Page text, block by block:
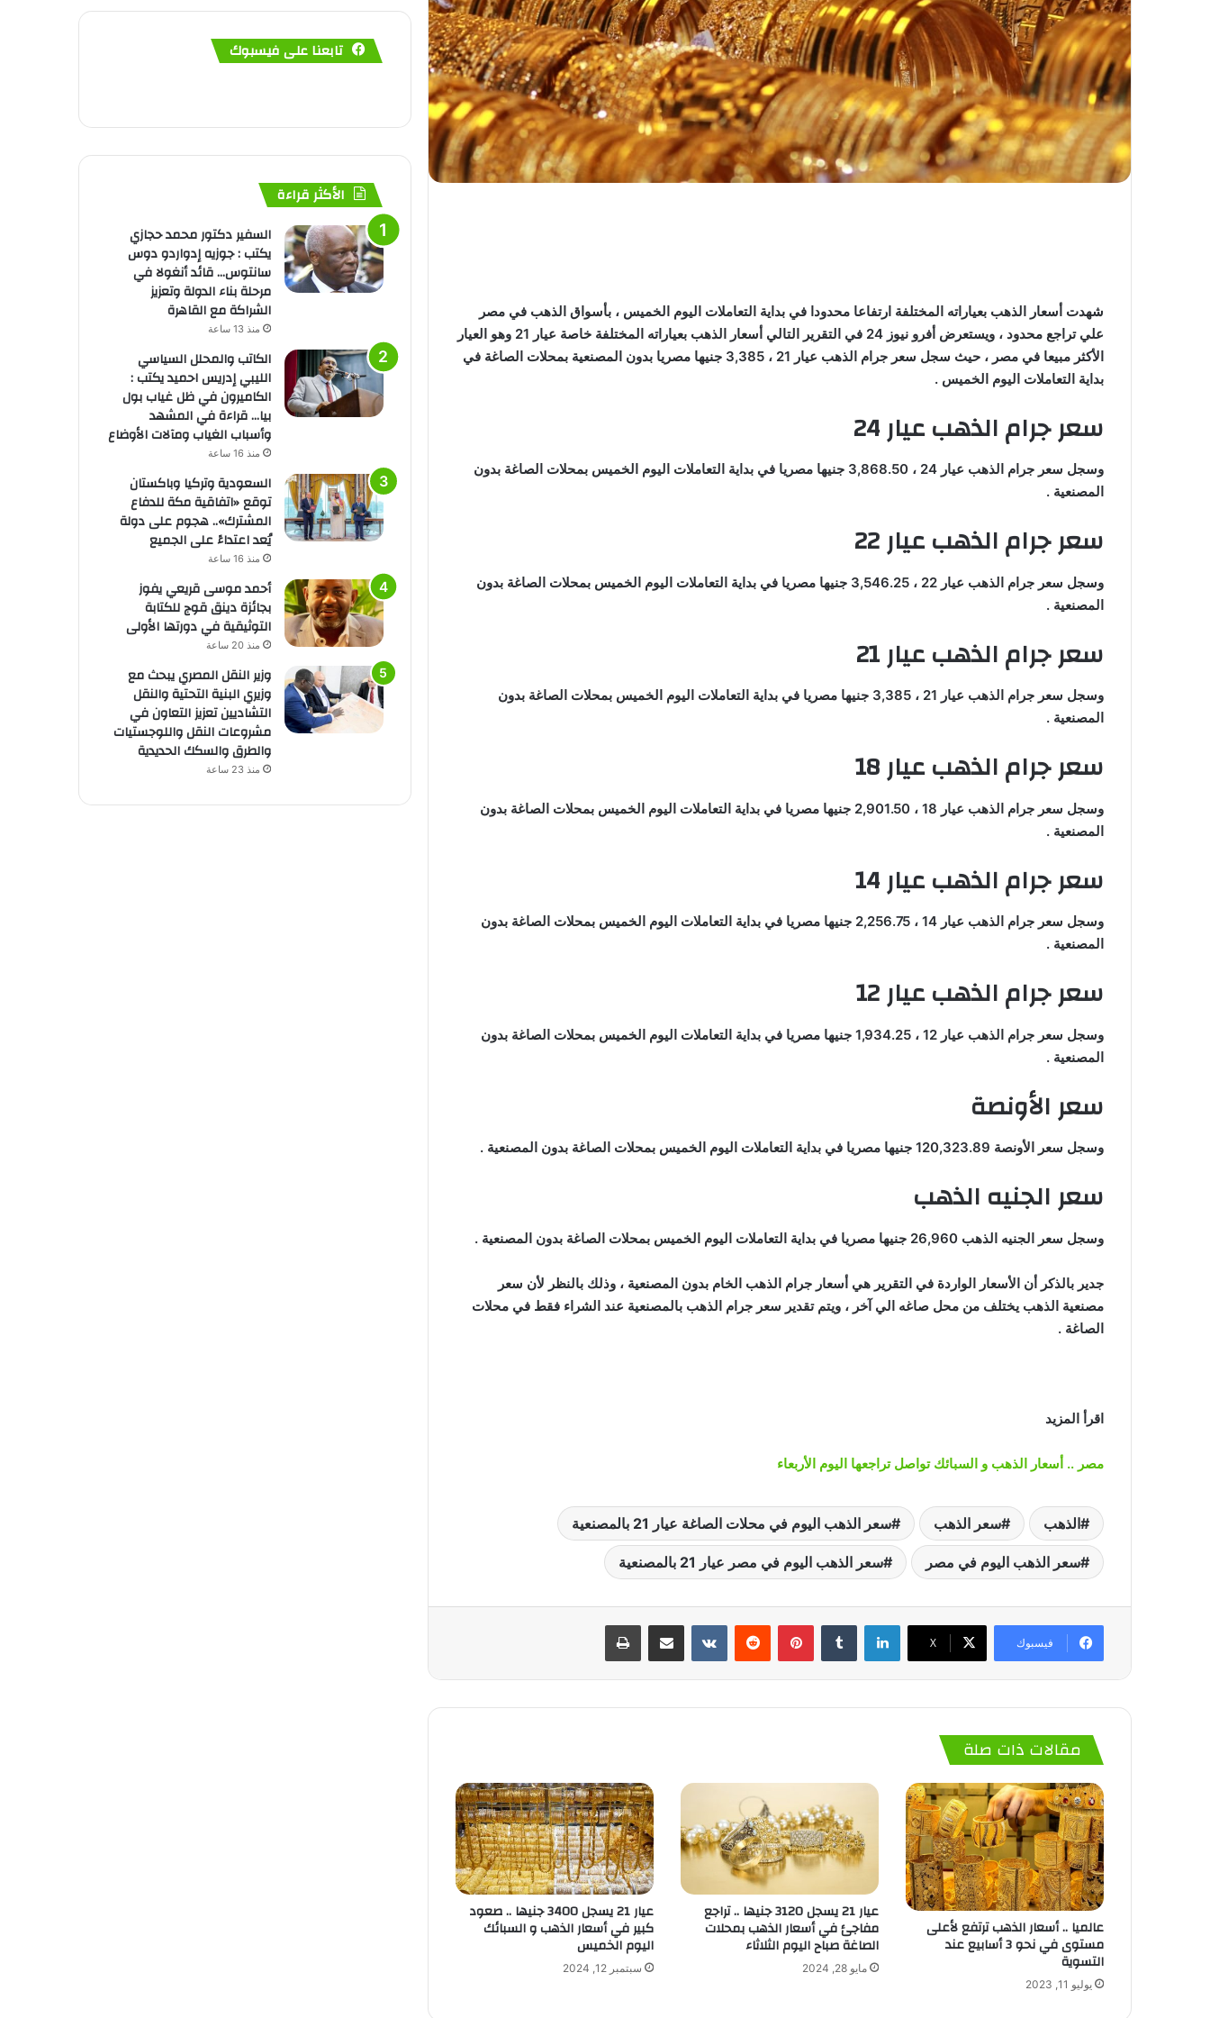
شهدت أسعار الذهب بعياراته المختلفة ارتفاعا محدودا في بداية التعاملات اليوم الخميس ، بأسواق الذهب في مصر
علي تراجع محدود ، ويستعرض أفرو نيوز 24 في التقرير التالي أسعار الذهب بعياراته المختلفة خاصة عيار 21 وهو العيار
الأكثر مبيعا في مصر ، حيث سجل سعر جرام الذهب عيار 21 ، 3,385 جنيها مصريا بدون المصنعية بمحلات الصاغة في
بداية التعاملات اليوم الخميس .
سعر جرام الذهب عيار 24
وسجل سعر جرام الذهب عيار 24 ، 3,868.50 جنيها مصريا في بداية التعاملات اليوم الخميس بمحلات الصاغة بدون
المصنعية .
سعر جرام الذهب عيار 22
وسجل سعر جرام الذهب عيار 22 ، 3,546.25 جنيها مصريا في بداية التعاملات اليوم الخميس بمحلات الصاغة بدون
المصنعية .
سعر جرام الذهب عيار 21
وسجل سعر جرام الذهب عيار 21 ، 3,385 جنيها مصريا في بداية التعاملات اليوم الخميس بمحلات الصاغة بدون
المصنعية .
سعر جرام الذهب عيار 18
وسجل سعر جرام الذهب عيار 18 ، 2,901.50 جنيها مصريا في بداية التعاملات اليوم الخميس بمحلات الصاغة بدون
المصنعية .
سعر جرام الذهب عيار 14
وسجل سعر جرام الذهب عيار 14 ، 2,256.75 جنيها مصريا في بداية التعاملات اليوم الخميس بمحلات الصاغة بدون
المصنعية .
سعر جرام الذهب عيار 12
وسجل سعر جرام الذهب عيار 12 ، 1,934.25 جنيها مصريا في بداية التعاملات اليوم الخميس بمحلات الصاغة بدون
المصنعية .
سعر الأونصة
وسجل سعر الأونصة 120,323.89 جنيها مصريا في بداية التعاملات اليوم الخميس بمحلات الصاغة بدون المصنعية .
سعر الجنيه الذهب
وسجل سعر الجنيه الذهب 26,960 جنيها مصريا في بداية التعاملات اليوم الخميس بمحلات الصاغة بدون المصنعية .
جدير بالذكر أن الأسعار الواردة في التقرير هي أسعار جرام الذهب الخام بدون المصنعية ، وذلك بالنظر لأن سعر
مصنعية الذهب يختلف من محل صاغه الي آخر ، ويتم تقدير سعر جرام الذهب بالمصنعية عند الشراء فقط في محلات
الصاغة .
اقرأ المزيد
مصر .. أسعار الذهب و السبائك تواصل تراجعها اليوم الأربعاء
الذهب سعر الذهب سعر الذهب اليوم في محلات الصاغة عيار 21 بالمصنعية
سعر الذهب اليوم في مصر سعر الذهب اليوم في مصر عيار 21 بالمصنعية
فيسبوك ‫X
لينكدإن بينتيريست
مقالات ذات صلة
عالميا .. أسعار الذهب ترتفع لأعلى
مستوى في نحو 3 أسابيع عند
التسوية
يوليو 11, 2023
عيار 21 يسجل 3120 جنيها .. تراجع
مفاجئ في أسعار الذهب بمحلات
الصاغة صباح اليوم الثلاثاء
مايو 28, 2024
عيار 21 يسجل 3400 جنيها .. صعود
كبير في أسعار الذهب و السبائك
اليوم الخميس
سبتمبر 12, 2024
تابعنا على فيسبوك
الأكثر قراءة
السفير دكتور محمد حجازي
يكتب : جوزيه إدواردو دوس
سانتوس… قائد أنغولا في
مرحلة بناء الدولة وتعزيز
الشراكة مع القاهرة
منذ 13 ساعة
الكاتب والمحلل السياسي
الليبي إدريس احميد يكتب :
الكاميرون في ظل غياب بول
بيا… قراءة في المشهد
وأسباب الغياب ومآلات الأوضاع
منذ 16 ساعة
السعودية وتركيا وباكستان
توقع «اتفاقية مكة للدفاع
المشترك».. هجوم على دولة
يُعد اعتداءً على الجميع
منذ 16 ساعة
أحمد موسى قريعي يفوز
بجائزة دينق قوج للكتابة
التوثيقية في دورتها الأولى
منذ 20 ساعة
وزير النقل المصري يبحث مع
وزيري البنية التحتية والنقل
التشاديين تعزيز التعاون في
مشروعات النقل واللوجستيات
والطرق والسكك الحديدية
منذ 23 ساعة